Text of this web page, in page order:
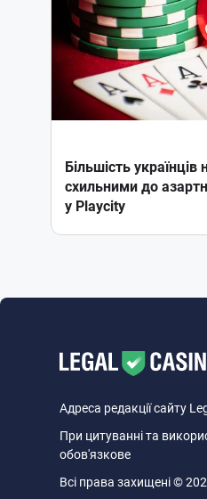
Більшість
схильними до
у Playcity
Адреса редакції сайту
При цитуванні та
обов'язкове
Всі права захищені ©